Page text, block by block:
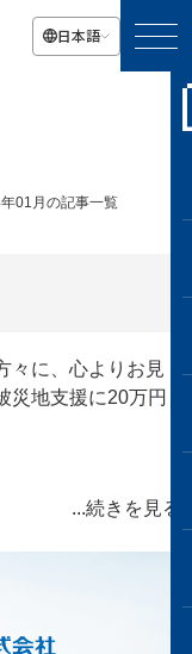
日本語
01月の記事一覧
々に、心よりお見
災地支援に20万円
...続きを見る